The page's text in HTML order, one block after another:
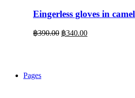
Eingerless gloves in camel
฿390.00 Original
฿340.00Current
Pages